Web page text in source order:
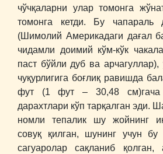
чўчқаларни улар томонга
томонга кетди. Бу чапараль
(Шимолий Америкадаги дағал
чидамли доимий кўм-кўк
паст бўйли дуб ва арчагуллар),
чуқурлигига боғлиқ равишда
фут (1 фут – 30,48 см)гача
дарахтлари кўп тарқалган эди.
номли тепалик шу жойнинг
совуқ қилган, шунинг учун
сагуаролар сақланиб